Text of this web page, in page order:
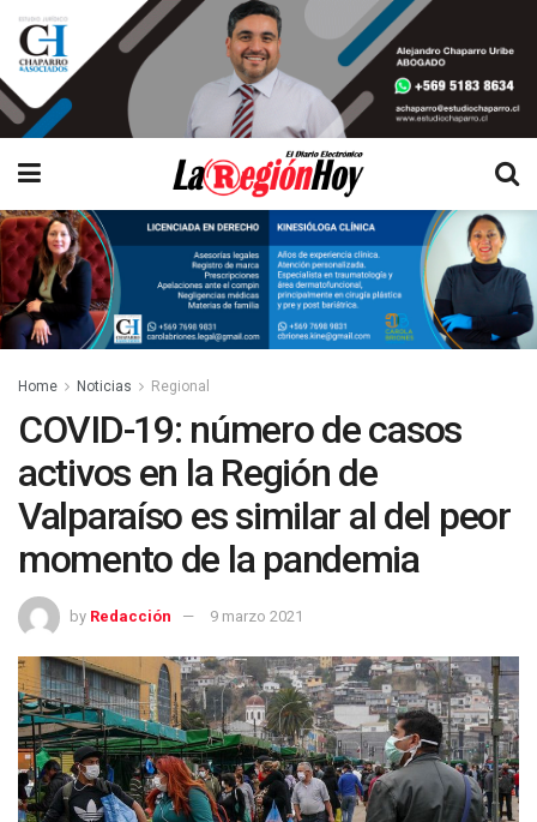
Home Noticias Regional
COVID-19: número de casos
activos en la Región de
Valparaíso es similar al del peor
momento de la pandemia
by Redacción 9 marzo 2021